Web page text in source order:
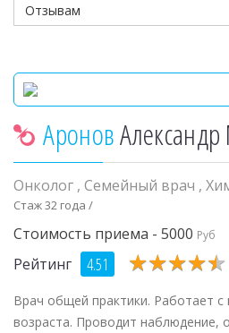
Отзывам
Аронов
Онколог , Семейный врач ,
Стаж 32 года /
Стоимость приема - 5000 Руб
Рейтинг 4.51 ★★★★★
★★★★★
Врач общей практики. Работает с
возраста. Проводит наблюдение,